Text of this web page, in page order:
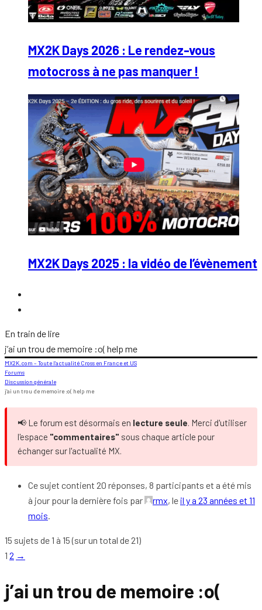
MX2K Days 2026 : Le rendez-vous
motocross à ne pas manquer !
MX2K Days 2025 : la vidéo de l’évènement
En train de lire
j’ai un trou de memoire :o( help me
MX2K.com – Toute l’actualité Cross en France et US
Forums
Discussion générale
j’ai un trou de memoire :o( help me
📢 Le forum est désormais en lecture seule. Merci d'utiliser
l'espace "commentaires" sous chaque article pour
échanger sur l'actualité MX.
Ce sujet contient 20 réponses, 8 participants et a été mis
à jour pour la dernière fois par
rmx, le il y a 23 années et 11
mois.
15 sujets de 1 à 15 (sur un total de 21)
1 2 →
j’ai un trou de memoire :o(